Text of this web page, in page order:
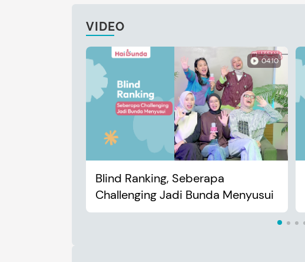
VIDEO
Blind Ranking, Seberapa
Challenging Jadi Bunda Menyusui
04:10